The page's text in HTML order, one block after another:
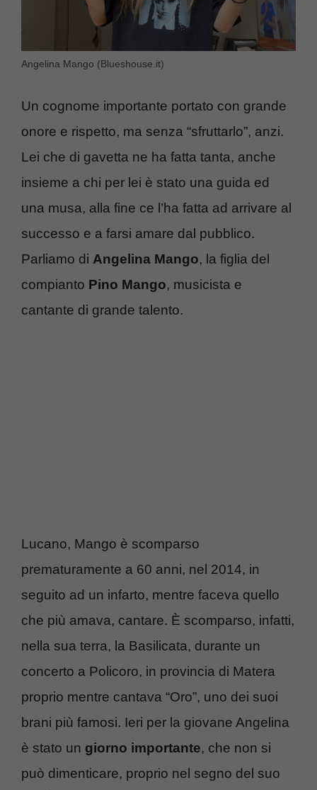
Angelina Mango (Blueshouse.it)
Un cognome importante portato con grande
onore e rispetto, ma senza “sfruttarlo”, anzi.
Lei che di gavetta ne ha fatta tanta, anche
insieme a chi per lei è stato una guida ed
una musa, alla fine ce l’ha fatta ad arrivare al
successo e a farsi amare dal pubblico.
Parliamo di Angelina Mango, la figlia del
compianto Pino Mango, musicista e
cantante di grande talento.
Lucano, Mango è scomparso
prematuramente a 60 anni, nel 2014, in
seguito ad un infarto, mentre faceva quello
che più amava, cantare. È scomparso, infatti,
nella sua terra, la Basilicata, durante un
concerto a Policoro, in provincia di Matera
proprio mentre cantava “Oro”, uno dei suoi
brani più famosi. Ieri per la giovane Angelina
è stato un giorno importante, che non si
può dimenticare, proprio nel segno del suo